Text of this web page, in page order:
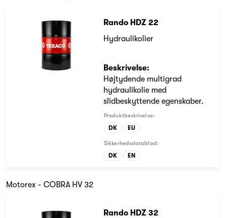
Rando HDZ 22
Hydraulikolier
Beskrivelse:
Højtydende multigrad
hydraulikolie med
slidbeskyttende egenskaber.
Produktbeskrivelse:
DK EU
Sikkerhedsdatablad:
DK EN
Motorex - COBRA HV 32
Rando HDZ 32